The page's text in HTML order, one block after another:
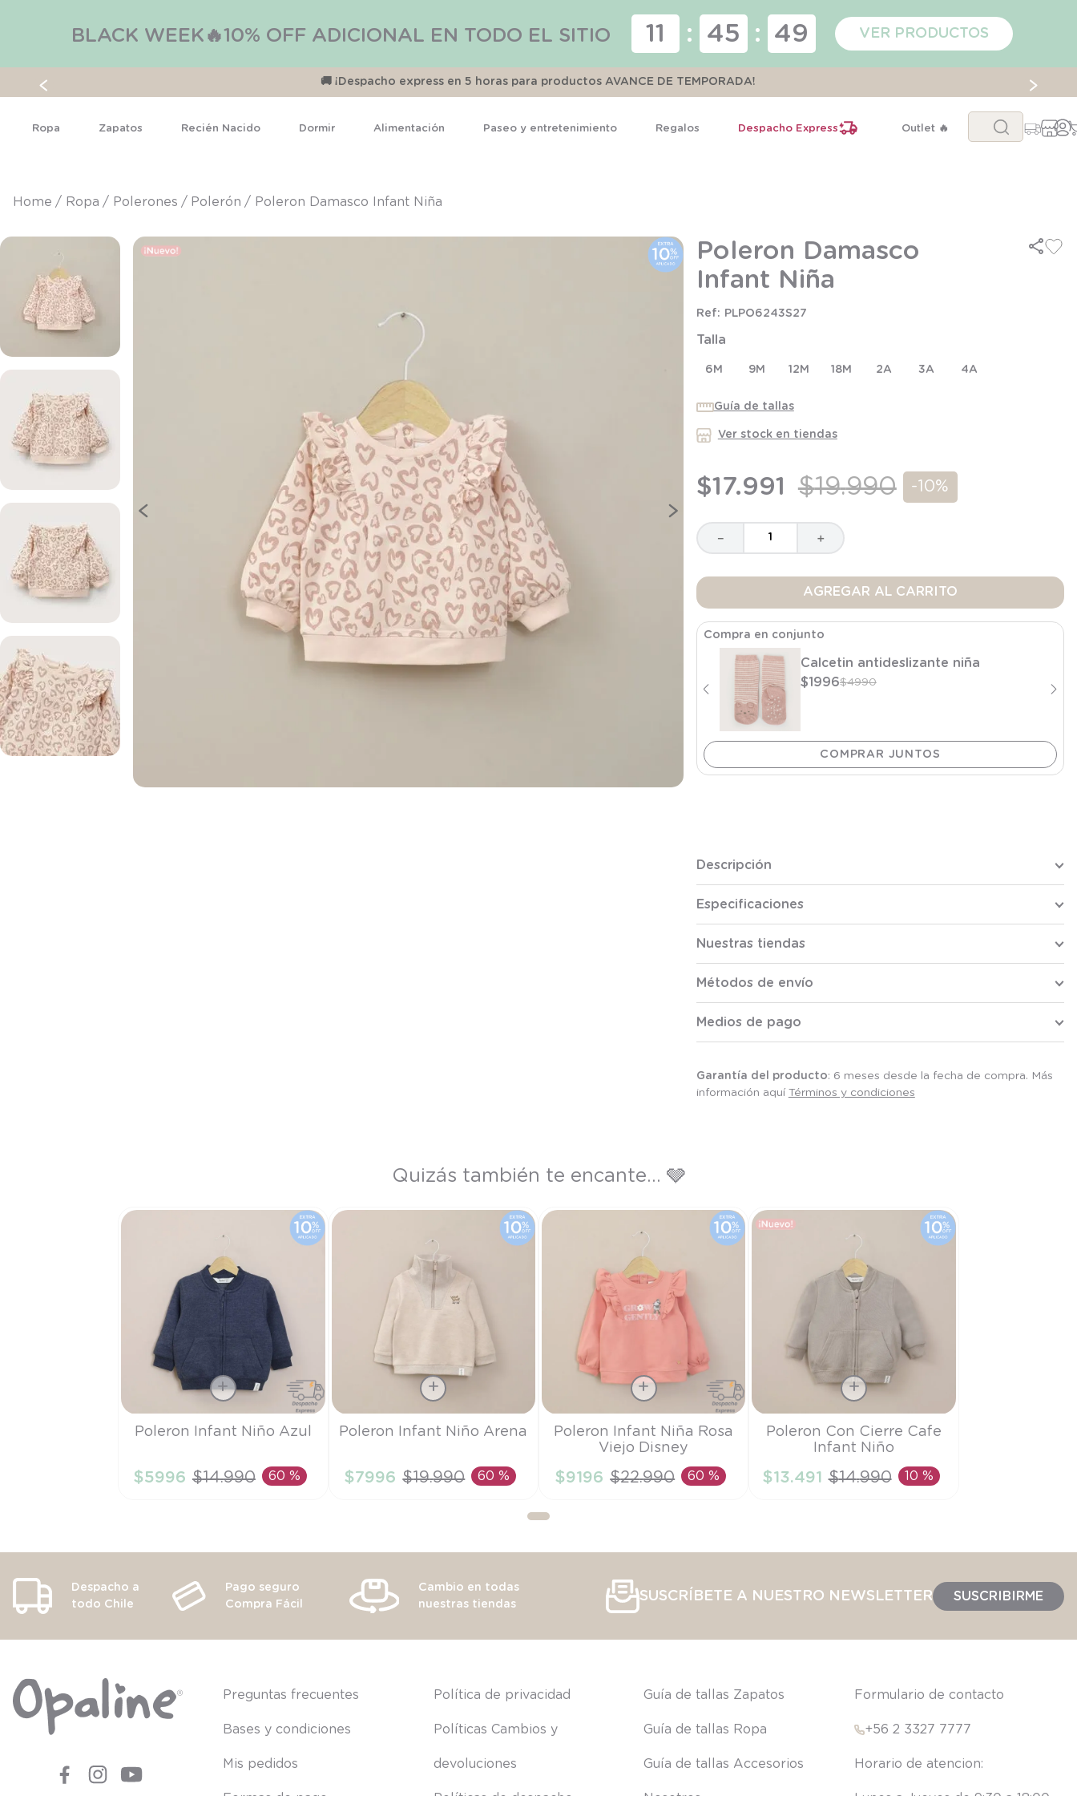
BLACK WEEK🔥10% OFF ADICIONAL EN TODO EL SITIO 11 : 45 : 48 VER PRODUCTOS
🚚 ¡Despacho express en 5 horas para productos AVANCE DE TEMPORADA!
Ropa Zapatos Recién Nacido Dormir Alimentación Paseo y entretenimiento Regalos Despacho Express Outlet 🔥
Buscar...
ropa polerones polerón Poleron Damasco Infant Niña
Poleron Damasco
Infant Niña
PLPO6243S27
Talla
6M 9M 12M 18M 2A 3A 4A
Guía de tallas
Ver stock en tiendas
$17.991 $19.990 -10%
＋
－
AGREGAR AL CARRITO
Compra en conjunto
Set de tres calzones con estampado
de colores de niña
Calcetin antideslizante niña
$1996$4990
Descripción
Especificaciones
Nuestras tiendas
Métodos de envío
Medios de pago
Garantía del producto: 6 meses desde la fecha de compra. Más
información aquí Términos y condiciones
Quizás también te encante... 🩶
Talla
AÑADIR AL CARRITO
Poleron Infant Niño Azul
$5996 $14.990 60 %
Talla
AÑADIR AL CARRITO
Poleron Infant Niño Arena
$7996 $19.990 60 %
Talla
AÑADIR AL CARRITO
Poleron Infant Niña Rosa
Viejo Disney
$9196 $22.990 60 %
Talla
AÑADIR AL CARRITO
Poleron Con Cierre Cafe
Infant Niño
$13.491 $14.990 10 %
Despacho a
todo Chile
Pago seguro
Compra Fácil
Cambio en todas
nuestras tiendas
SUSCRÍBETE A NUESTRO NEWSLETTER SUSCRIBIRME
Preguntas frecuentes
Bases y condiciones
Mis pedidos
Política de privacidad
Políticas Cambios y
devoluciones
Guía de tallas Zapatos
Guía de tallas Ropa
Guía de tallas Accesorios
Formulario de contacto
+56 2 3327 7777
9.
10